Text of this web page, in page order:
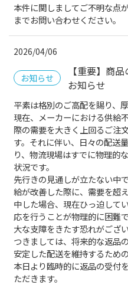
本件に関しましてご不明な点
までお問い合わせください。
2026/04/06
お知らせ
【重要】商
お知らせ
平素は格別のご高配を賜り、
現在、メーカーにおける供給
際の需要を大きく上回るご注
す。それに伴い、日々の配送
り、物流現場はすでに物理的
状況です。
先行きの見通しが立たない中
給が改善した際に、需要を超
中した場合、現在ひっ迫して
応を行うことが物理的に困難
大な支障をきたす恐れがござい
つきましては、将来的な返品
安定した配送を維持するため
本日より臨時的に返品の受付
ただきます。